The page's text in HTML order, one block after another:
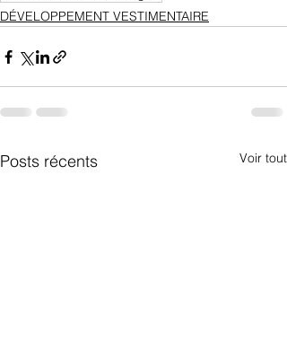
DÉVELOPPEMENT VESTIMENTAIRE
Posts récents Voir tout